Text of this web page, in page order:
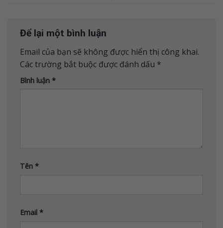
Để lại một bình luận
Email của bạn sẽ không được hiển thị công khai.
Các trường bắt buộc được đánh dấu *
Bình luận *
Tên *
Email *